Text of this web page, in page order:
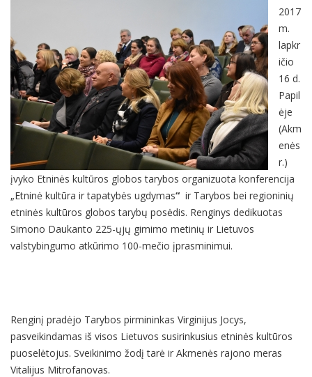
2017
m.
lapkr
ičio
16 d.
Papil
ėje
(Akm
enės
r.)
įvyko Etninės kultūros globos tarybos organizuota konferencija
„Etninė kultūra ir tapatybės ugdymas“ ir Tarybos bei regioninių
etninės kultūros globos tarybų posėdis. Renginys dedikuotas
Simono Daukanto 225-ųjų gimimo metinių ir Lietuvos
valstybingumo atkūrimo 100-mečio įprasminimui.
Renginį pradėjo Tarybos pirmininkas Virginijus Jocys,
pasveikindamas iš visos Lietuvos susirinkusius etninės kultūros
puoselėtojus. Sveikinimo žodį tarė ir Akmenės rajono meras
Vitalijus Mitrofanovas.